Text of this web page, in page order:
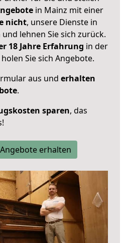
in Mainz mit einer
nicht, unsere Dienste in
lehnen Sie sich zurück.
18 Jahre Erfahrung in der
Sie sich Angebote.
aus und erhalten
.
sparen, das
erhalten